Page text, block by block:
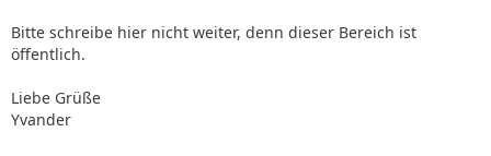
Bitte schreibe hier nicht weiter, denn dieser Bereich ist
öffentlich.
Liebe Grüße
Yvander